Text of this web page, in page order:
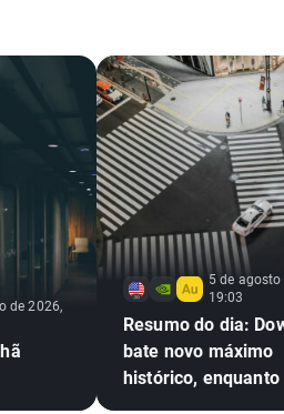
de 2026,
5 de agosto
19:03
Resumo do dia:
bate novo máximo
histórico, enquanto